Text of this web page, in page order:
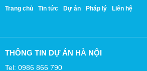
Trang chủ Tin tức Dự án Pháp lý Liên hệ
THÔNG TIN DỰ ÁN HÀ NỘI
Tel: 0986 866 790